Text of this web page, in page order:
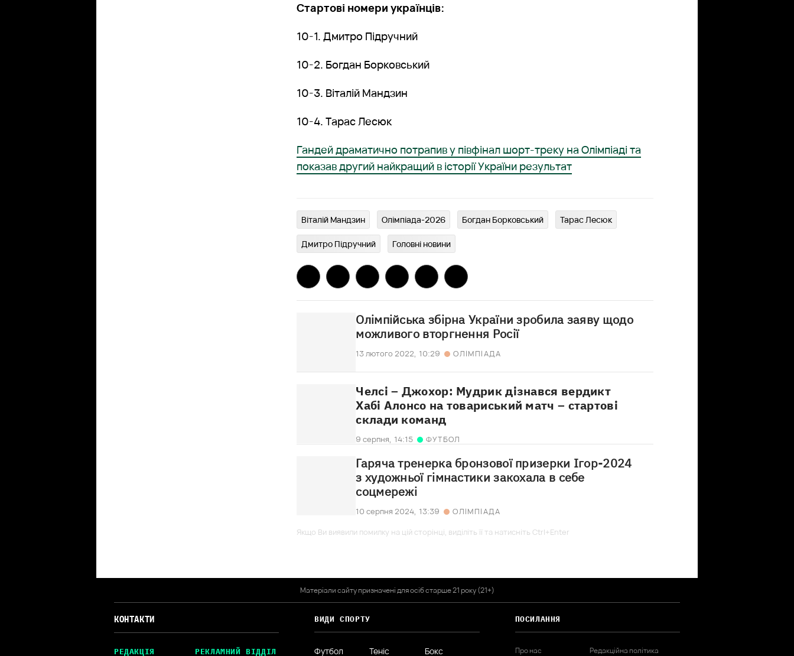
Стартові номери українців:
10-1. Дмитро Підручний
10-2. Богдан Борковський
10-3. Віталій Мандзин
10-4. Тарас Лесюк
Гандей драматично потрапив у півфінал шорт-треку на Олімпіаді та
показав другий найкращий в історії України результат
Віталій Мандзин Олімпіада-2026 Богдан Борковський Тарас Лесюк
Дмитро Підручний Головні новини
Олімпійська збірна України зробила заяву щодо
можливого вторгнення Росії
13 лютого 2022, 10:29 ОЛІМПІАДА
Челсі – Джохор: Мудрик дізнався вердикт
Хабі Алонсо на товариський матч – стартові
склади команд
9 серпня, 14:15 ФУТБОЛ
Гаряча тренерка бронзової призерки Ігор-2024
з художньої гімнастики закохала в себе
соцмережі
10 серпня 2024, 13:39
ОЛІМПІАДА
Якщо Ви виявили помилку на цій сторінці, виділіть її та натисніть Ctrl+Enter
Матеріали сайту призначені для осіб старше 21 року (21+)
КОНТАКТИ
РЕДАКЦІЯ РЕКЛАМНИЙ ВІДДІЛ
ВИДИ СПОРТУ
Футбол Теніс Бокс
ПОСИЛАННЯ
Про нас Редакційна політика